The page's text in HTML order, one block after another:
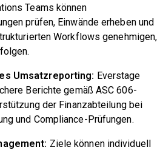
Teams können
prüfen, Einwände erheben und
Workflows genehmigen,
Umsatzreporting: Everstage
Berichte gemäß ASC 606-
der Finanzabteilung bei
und Compliance-Prüfungen.
Ziele können individuell